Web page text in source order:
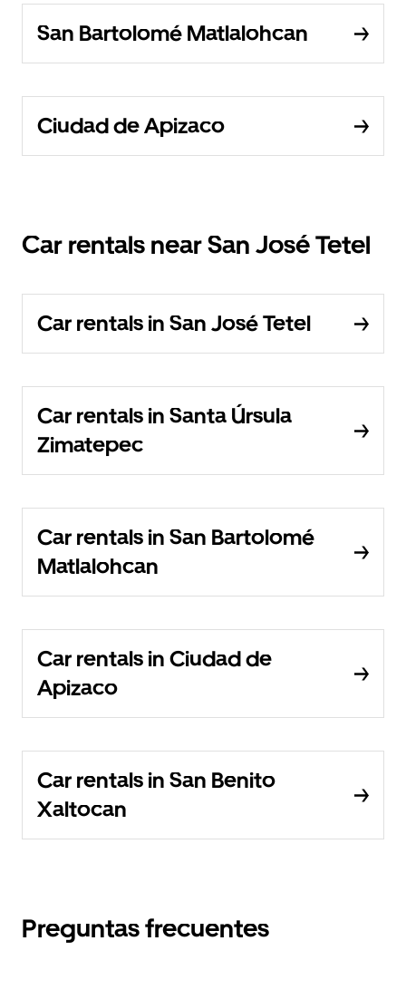
San Bartolomé Matlalohcan
Ciudad de Apizaco
Car rentals near San José Tetel
Car rentals in San José Tetel
Car rentals in Santa Úrsula
Zimatepec
Car rentals in San Bartolomé
Matlalohcan
Car rentals in Ciudad de
Apizaco
Car rentals in San Benito
Xaltocan
Preguntas frecuentes